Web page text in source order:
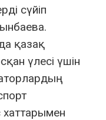
сүйіп
қазақ
үлесі үшін
хаттарымен